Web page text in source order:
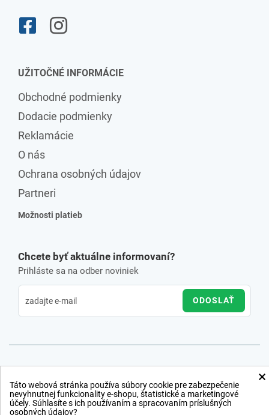
UŽITOČNÉ INFORMÁCIE
Obchodné podmienky
Dodacie podmienky
Reklamácie
O nás
Ochrana osobných údajov
Partneri
Možnosti platieb
Chcete byť aktuálne informovaní?
Prihláste sa na odber noviniek
ODOSLAŤ
×
Táto webová stránka používa súbory cookie pre zabezpečenie
nevyhnutnej funkcionality e-shopu, štatistické a marketingové
účely. Súhlasíte s ich používaním a spracovaním príslušných
osobných údajov?